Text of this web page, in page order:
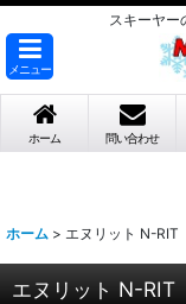
スキーヤー
メニュー
ホーム 問い合わせ
ホーム > エヌリット N-RIT
エヌリット N-RIT